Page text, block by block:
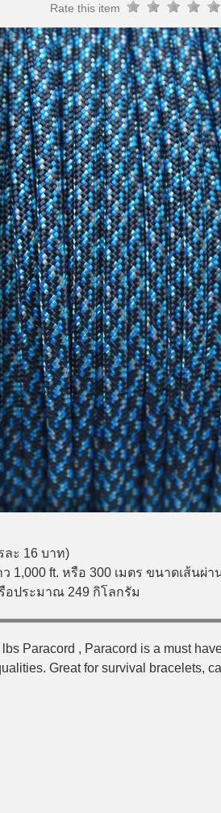
Rate this item
ละ 16 บาท)
1,000 ft. หรือ 300 เมตร ขนาดเส้นผ่
อประมาณ 249 กิโลกรัม
Paracord , Paracord is a must
Great for survival bracelets,